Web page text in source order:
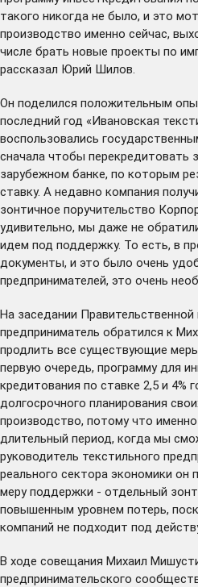
такого никогда не было, и это
производство именно сейчас,
числе брать новые проекты по
рассказал Юрий Шилов.
Он поделился положительным
последний год «Ивановская
воспользовались
сначала чтобы перекредитовать
зарубежном банке, по которым
ставку. А недавно компания
зонтичное поручительство
удивительно, мы даже не
идем под поддержку. То есть, в
документы, и это было очень
предпринимателей, это очень
На заседании Правительственной
предприниматель обратился к
продлить все существующие
первую очередь, программу для
кредитования по ставке 2,5 и 4%
долгосрочного планирования
производство, потому что
длительный период, когда мы
руководитель текстильного
реального сектора экономики он
меру поддержки - отдельный
повышенным уровнем потерь,
компаний не подходит под
В ходе совещания Михаил
предпринимательского